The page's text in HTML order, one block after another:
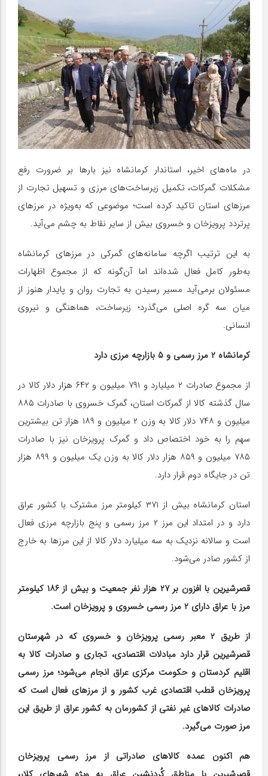
در ماه‌های اخیر، استاندار کرمانشاه نیز بارها بر ضرورت رفع
مشکلات گمرکات، تکمیل زیرساخت‌های مرزی و تسهیل تجارت از
مرزهای استان تاکید کرده است؛ موضوعی که به‌ویژه در مرزهای
پرتردد پرویزخان و خسروی بیش از سایر نقاط به چشم می‌آید.
به این ترتیب اگرچه سامانه‌های گمرکی در مرزهای کرمانشاه
به‌طور کامل فعال شده‌اند اما آن‌گونه که از مجموع اظهارات
مسئولان برمی‌آید مسیر رسیدن به تجارت روان و پایدار هنوز از
میان سه گره اصلی می‌گذرد؛ زیرساخت، هماهنگی و نیروی
انسانی.
کرمانشاه ۲ مرز رسمی و ۵ بازارچه مرزی دارد
از مجموع صادرات ۲ میلیارد و ۷۹۱ میلیون و ۶۴۲ هزار دلار کالا در
سال گذشته کالا از گمرکات استان، گمرک خسروی با صادرات ۸۸۵
میلیون و ۷۴۸ دلار کالا به وزن ۲ میلیون و ۱۸۹ هزار تن بیشترین
سهم را به خود اختصاص داد و گمرک پرویزخان نیز با صادرات
۷۸۵ میلیون و ۸۵۹ هزار دلار کالا به وزن یک میلیون و ۸۹۹ هزار
تن در جایگاه دوم قرار دارد.
استان کرمانشاه بیش از ۳۷۱ کیلومتر مرز مشترک با کشور عراق
دارد و در امتداد این مرز ۲ مرز رسمی و پنج بازارچه مرزی فعال
است و سالانه نزدیک به سه میلیارد دلار کالا از این مرزها به خارج
از کشور صادر می‌شود.
قصرشیرین با افزون بر ۲۷ هزار نفر جمعیت و بیش از ۱۸۶ کیلومتر
مرز با عراق دارای ۲ مرز رسمی خسروی و پرویزخان است.
از طریق ۲ معبر رسمی پرویزخان و خسروی که در شهرستان
قصرشیرین قرار دارد مبادلات اقتصادی، تجاری و صادرات کالا به
اقلیم کردستان و حکومت مرکزی عراق انجام می‌شود؛ مرز رسمی
پرویزخان قطب اقتصادی غرب کشور و از مرزهای فعال است که
صادرات کالاهای غیر نفتی از کشورمان به کشور عراق از طریق این
مرز صورت می‌گیرد.
هم اکنون عمده کالاهای صادراتی از مرز رسمی پرویزخان